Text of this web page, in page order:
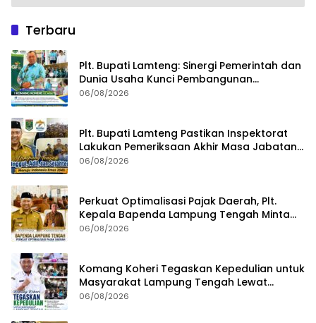
Terbaru
Plt. Bupati Lamteng: Sinergi Pemerintah dan
Dunia Usaha Kunci Pembangunan
Berkelanjutan
06/08/2026
Plt. Bupati Lamteng Pastikan Inspektorat
Lakukan Pemeriksaan Akhir Masa Jabatan
51 Kepala Kampung
06/08/2026
Perkuat Optimalisasi Pajak Daerah, Plt.
Kepala Bapenda Lampung Tengah Minta
Seluruh Pengelola Tingkatkan Inovasi dan
06/08/2026
Komang Koheri Tegaskan Kepedulian untuk
Masyarakat Lampung Tengah Lewat
Penyaluran Bantuan Disabilitas
06/08/2026